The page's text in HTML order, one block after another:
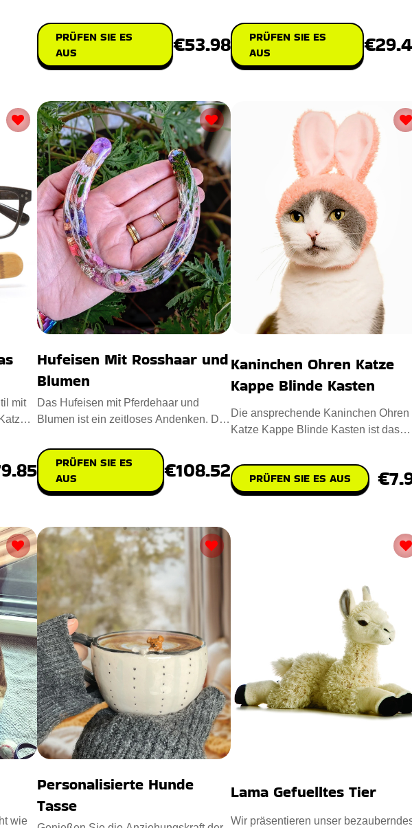
PRÜFEN SIE ES
AUS
€53.98
PRÜFEN SIE ES
AUS
mit
Hufeisen Mit Rosshaar und
Blumen
Das Hufeisen mit Pferdehaar und
Blumen ist ein zeitloses Andenken. Das
PRÜFEN SIE ES
AUS
€108.52
Kaninchen Ohren Katze
Kappe Blinde Kasten
Die ansprechende Kaninchen Ohren
Katze Kappe Blinde Kasten ist das
PRÜFEN SIE ES AUS
wie
Personalisierte Hunde
Tasse
Lama Gefuelltes Tier
Wir präsentieren unser